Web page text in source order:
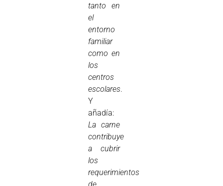
tanto en
el
entorno
familiar
como en
los
centros
escolares.
Y
añadía:
La carne
contribuye
a cubrir
los
requerimientos